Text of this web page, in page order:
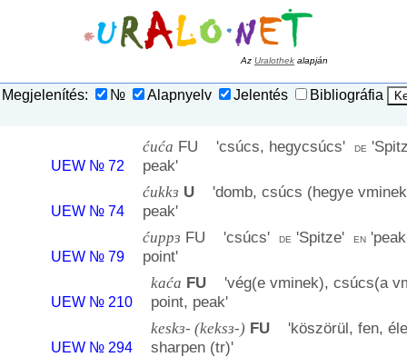
Az Uralothek alapján
Megjelenítés: № Alapnyelv Jelentés Bibliográfia
UEW № 72
ćuća FU 'csúcs, hegycsúcs' de '
peak'
UEW № 74
ćukkɜ U 'domb, csúcs (hegye
peak'
UEW № 79
ćuppɜ FU 'csúcs' de 'Spitze' en '
point'
UEW № 210
kaća FU 'vég(e vminek), csúcs(a
point, peak'
UEW № 294
keskɜ- (keksɜ-) FU 'köszörül, fen,
sharpen (tr)'